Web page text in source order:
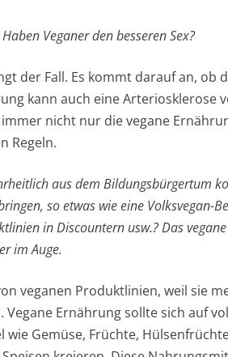
Veganer den besseren Sex?
der Fall. Es kommt darauf an, ob
kann auch eine
nicht nur die vegane
Regeln.
aus dem Bildungsbürgertum
so etwas wie eine Volksvegan-
in Discountern usw.? Das
im Auge.
veganen Produktlinien, weil sie
Ernährung sollte sich auf
Gemüse, Früchte,